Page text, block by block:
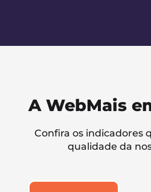
A WebMais
Confira os indicadores
qualidade da